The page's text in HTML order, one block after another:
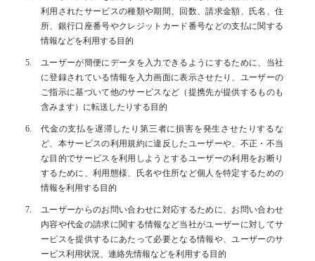
利用されたサービスの種類や期間、回数、請求金額、氏名、住
所、銀行口座番号やクレジットカード番号などの支払に関する
情報などを利用する目的
ユーザーが簡便にデータを入力できるようにするために、当社
に登録されている情報を入力画面に表示させたり、ユーザーの
ご指示に基づいて他のサービスなど（提携先が提供するものも
含みます）に転送したりする目的
代金の支払を遅滞したり第三者に損害を発生させたりするな
ど、本サービスの利用規約に違反したユーザーや、不正・不当
な目的でサービスを利用しようとするユーザーの利用をお断り
するために、利用態様、氏名や住所など個人を特定するための
情報を利用する目的
ユーザーからのお問い合わせに対応するために、お問い合わせ
内容や代金の請求に関する情報など当社がユーザーに対してサ
ービスを提供するにあたって必要となる情報や、ユーザーのサ
ービス利用状況、連絡先情報などを利用する目的